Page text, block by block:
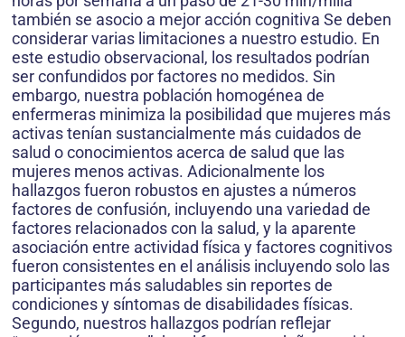
también se asocio a mejor acción cognitiva Se deben
considerar varias limitaciones a nuestro estudio. En
este estudio observacional, los resultados podrían
ser confundidos por factores no medidos. Sin
embargo, nuestra población homogénea de
enfermeras minimiza la posibilidad que mujeres más
activas tenían sustancialmente más cuidados de
salud o conocimientos acerca de salud que las
mujeres menos activas. Adicionalmente los
hallazgos fueron robustos en ajustes a números
factores de confusión, incluyendo una variedad de
factores relacionados con la salud, y la aparente
asociación entre actividad física y factores cognitivos
fueron consistentes en el análisis incluyendo solo las
participantes más saludables sin reportes de
condiciones y síntomas de disabilidades físicas.
Segundo, nuestros hallazgos podrían reflejar